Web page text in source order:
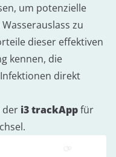
um potenzielle
zu
dieser effektiven
kennen, die
direkt
der i3 trackAppfür